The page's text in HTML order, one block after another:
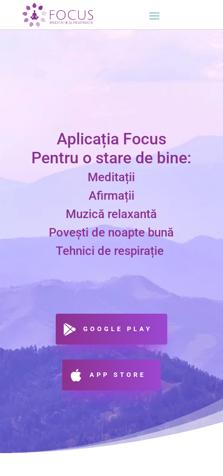
Aplicația Focus
Pentru o stare de bine:
Meditații
Afirmații
Muzică relaxantă
Povești de noapte bună
Tehnici de respirație
GOOGLE PLAY
APP STORE